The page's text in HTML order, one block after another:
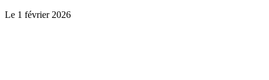
Le 1 février 2026